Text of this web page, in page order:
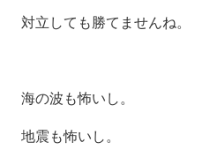
対立しても勝てませんね。
海の波も怖いし。
地震も怖いし。